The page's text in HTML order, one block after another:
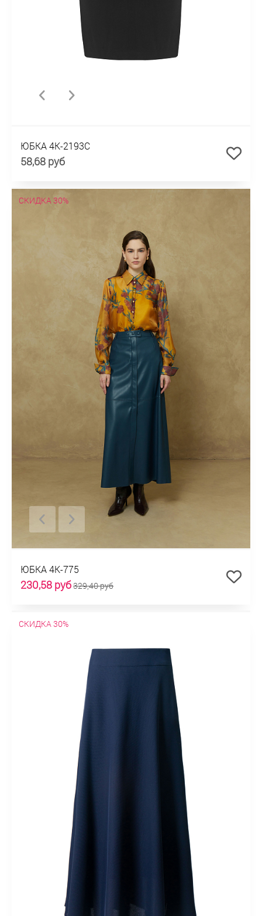
ЮБКА 4К-2193С
58,68 руб
СКИДКА 30%
ЮБКА 4К-775
230,58 руб329,40 руб
СКИДКА 30%